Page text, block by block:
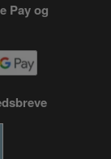
Pay og